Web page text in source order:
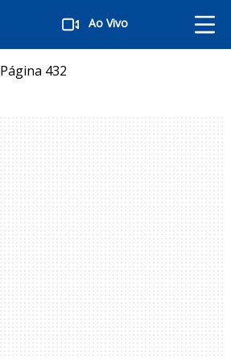
Ao Vivo
Página 432